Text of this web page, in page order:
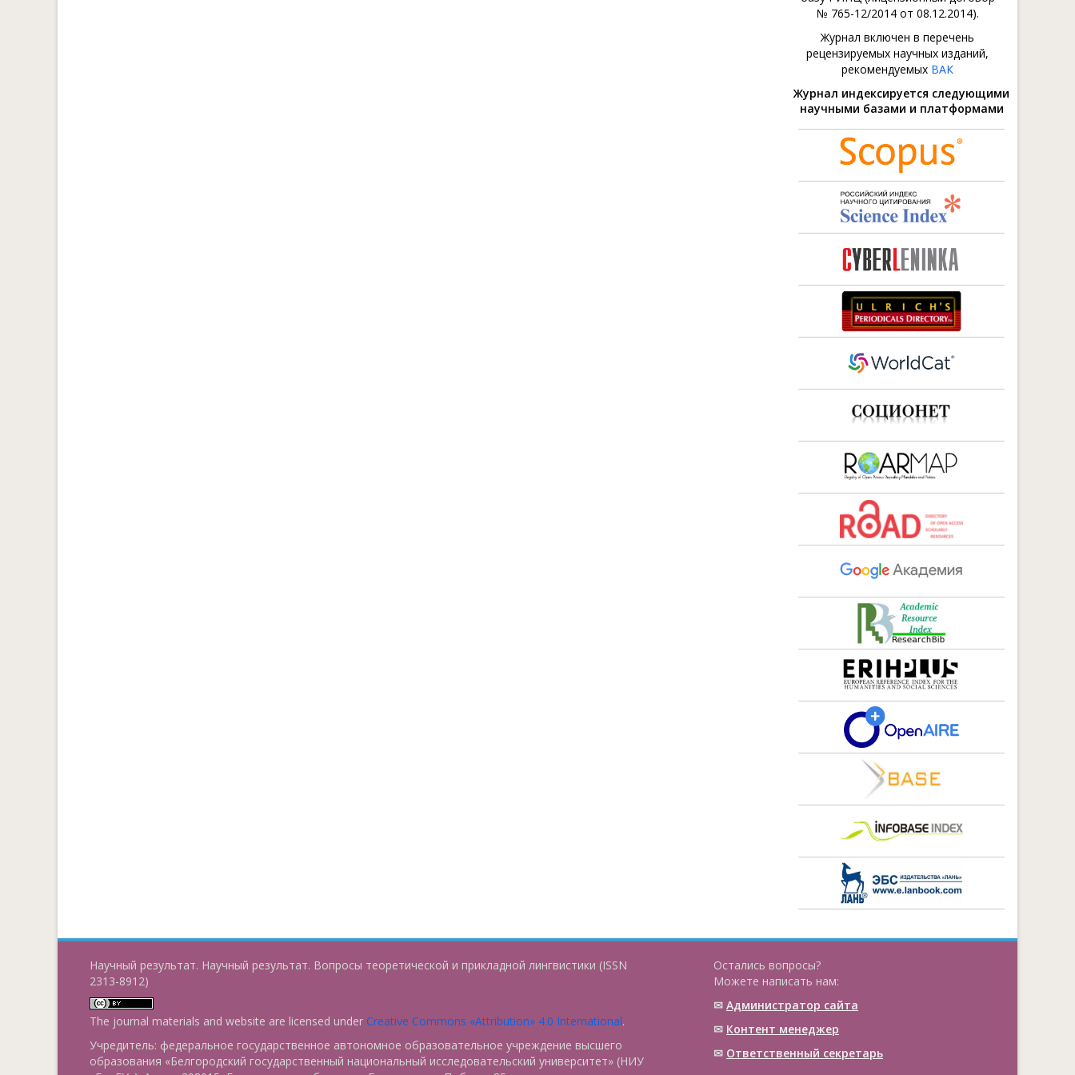
№ 765-12/2014 от 08.12.2014).
Журнал включен в перечень
рецензируемых научных изданий,
рекомендуемых ВАК
Журнал индексируется следующими
научными базами и платформами
Научный результат. Научный результат. Вопросы теоретической и прикладной лингвистики (ISSN
2313-8912)
The journal materials and website are licensed under Creative Commons «Attribution» 4.0 International.
Учредитель: федеральное государственное автономное образовательное учреждение высшего
образования «Белгородский государственный национальный исследовательский университет» (НИУ
Остались вопросы?
Можете написать нам:
✉ Администратор сайта
✉ Контент менеджер
✉ Ответственный cекретарь